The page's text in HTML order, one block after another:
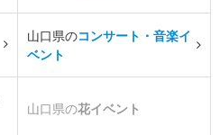
山口県のコンサート・音楽イ
ベント
山口県の花イベント